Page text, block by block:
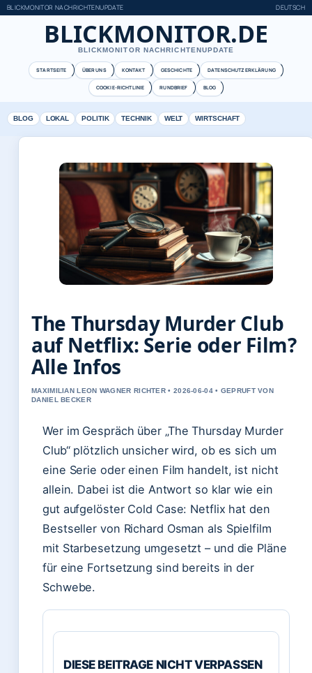
BLICKMONITOR NACHRICHTENUPDATE DEUTSCH
BLICKMONITOR.DE
BLICKMONITOR NACHRICHTENUPDATE
STARTSEITE ÜBER UNS KONTAKT GESCHICHTE DATENSCHUTZERKLÄRUNG
COOKIE-RICHTLINIE RUNDBRIEF BLOG
BLOG LOKAL POLITIK TECHNIK WELT WIRTSCHAFT
The Thursday Murder Club
auf Netflix: Serie oder Film?
Alle Infos
MAXIMILIAN LEON WAGNER RICHTER • 2026-06-04 • GEPRUFT VON
DANIEL BECKER
Wer im Gespräch über „The Thursday Murder
Club“ plötzlich unsicher wird, ob es sich um
eine Serie oder einen Film handelt, ist nicht
allein. Dabei ist die Antwort so klar wie ein
gut aufgelöster Cold Case: Netflix hat den
Bestseller von Richard Osman als Spielfilm
mit Starbesetzung umgesetzt – und die Pläne
für eine Fortsetzung sind bereits in der
Schwebe.
DIESE BEITRAGE NICHT VERPASSEN